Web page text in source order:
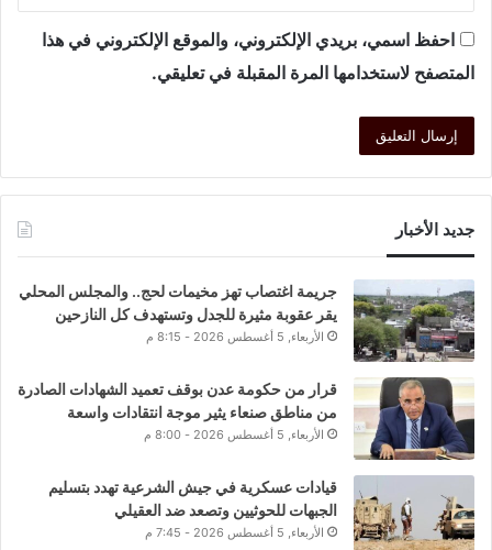
احفظ اسمي، بريدي الإلكتروني، والموقع الإلكتروني في هذا
المتصفح لاستخدامها المرة المقبلة في تعليقي.
جديد الأخبار
جريمة اغتصاب تهز مخيمات لحج.. والمجلس المحلي
يقر عقوبة مثيرة للجدل وتستهدف كل النازحين
الأربعاء, 5 أغسطس 2026 - 8:15 م
قرار من حكومة عدن بوقف تعميد الشهادات الصادرة
من مناطق صنعاء يثير موجة انتقادات واسعة
الأربعاء, 5 أغسطس 2026 - 8:00 م
قيادات عسكرية في جيش الشرعية تهدد بتسليم
الجبهات للحوثيين وتصعد ضد العقيلي
الأربعاء, 5 أغسطس 2026 - 7:45 م